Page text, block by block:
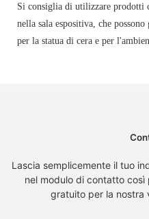
Si consiglia di utilizzare
nella sala espositiva, che
per la statua di cera e per
Lascia semplicemente il tuo
nel modulo di contatto
gratuito per la nostra